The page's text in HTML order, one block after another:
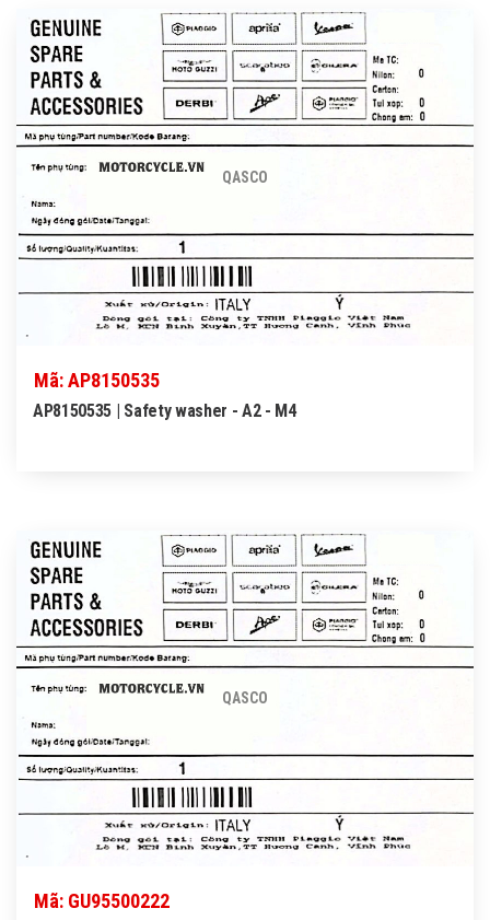
QASCO
Mã: AP8150535
AP8150535 | Safety washer - A2 - M4
QASCO
Mã: GU95500222